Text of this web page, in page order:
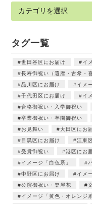
タグ一覧
世田谷区にお届け
イ
長寿御祝い（還暦・古希・
品川区にお届け
イメ
千代田区にお届け
イ
合格御祝い・入学御祝い
卒業御祝い・卒園御祝い
お見舞い
大田区にお
目黒区にお届け
江東
受賞御祝い
港区にお
イメージ「白色系」
中野区にお届け
イメ
公演御祝い・楽屋花
イメージ「黄色・オレンジ系